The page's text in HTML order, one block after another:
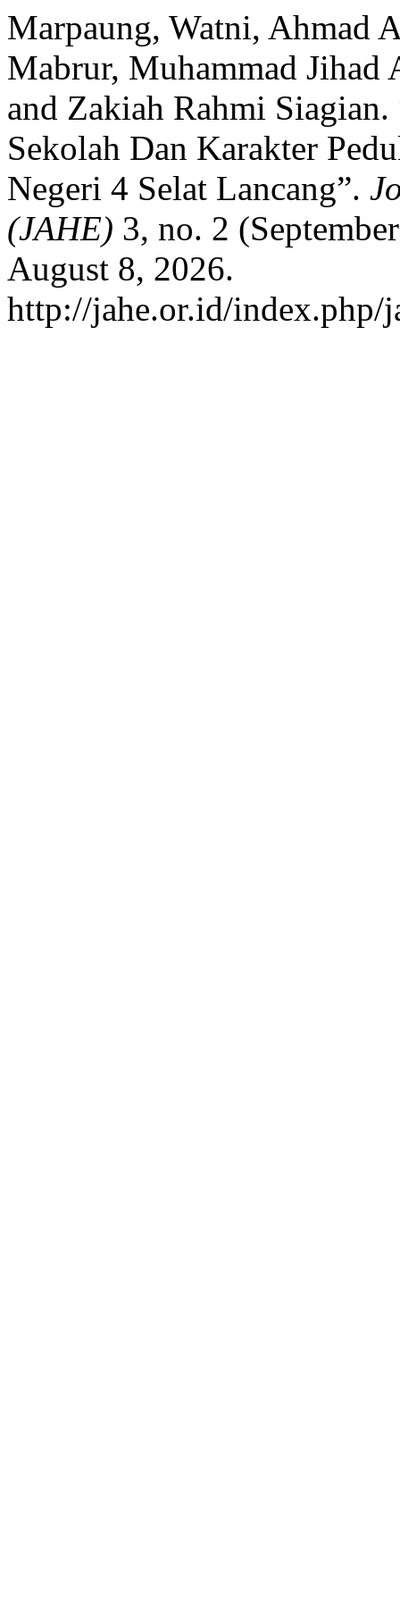
Marpaung, Watni, Ahmad
Mabrur, Muhammad Jihad
and Zakiah Rahmi
Sekolah Dan Karakter
Negeri 4 Selat Lancang”.
(JAHE) 3, no. 2
August 8, 2026.
http://jahe.or.id/index.php/